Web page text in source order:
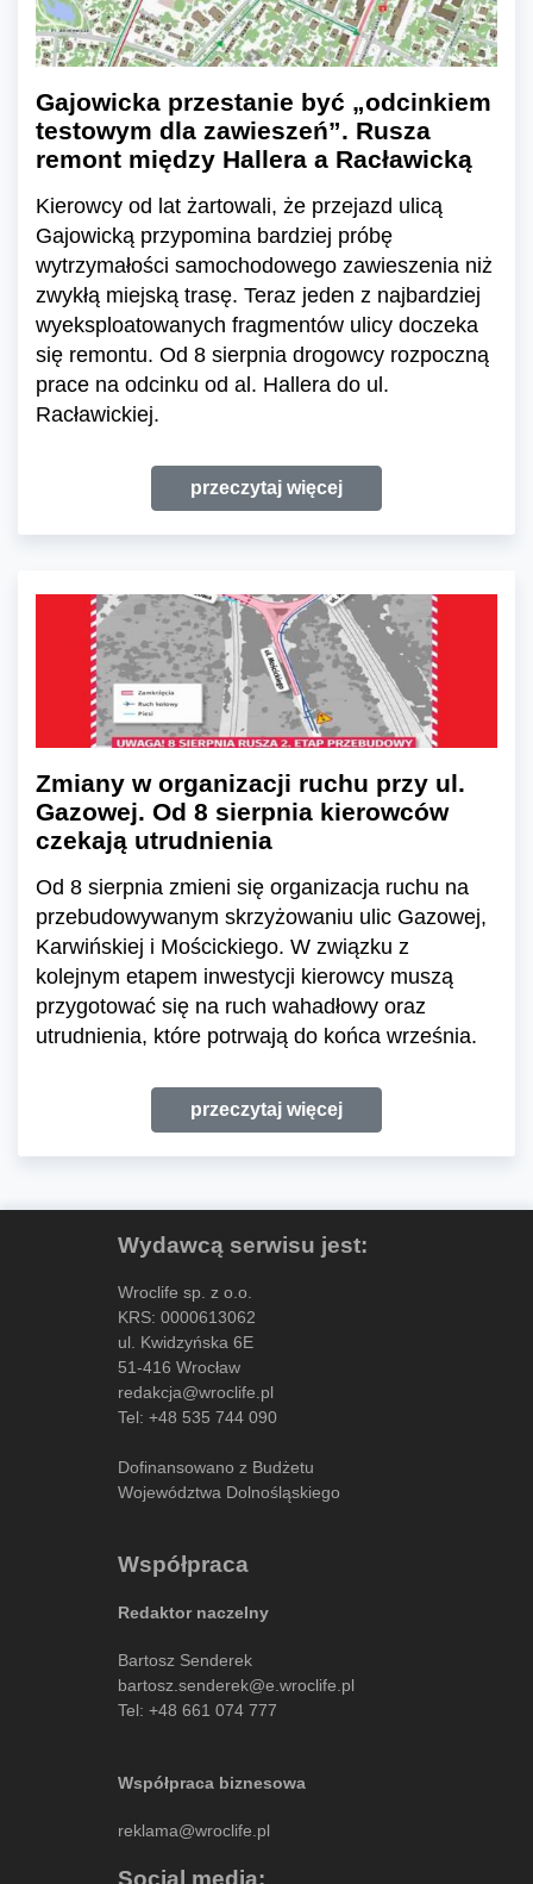
Gajowicka przestanie być „odcinkiem
testowym dla zawieszeń”. Rusza
remont między Hallera a Racławicką
Kierowcy od lat żartowali, że przejazd ulicą
Gajowicką przypomina bardziej próbę
wytrzymałości samochodowego zawieszenia niż
zwykłą miejską trasę. Teraz jeden z najbardziej
wyeksploatowanych fragmentów ulicy doczeka
się remontu. Od 8 sierpnia drogowcy rozpoczną
prace na odcinku od al. Hallera do ul.
Racławickiej.
przeczytaj więcej
Zmiany w organizacji ruchu przy ul.
Gazowej. Od 8 sierpnia kierowców
czekają utrudnienia
Od 8 sierpnia zmieni się organizacja ruchu na
przebudowywanym skrzyżowaniu ulic Gazowej,
Karwińskiej i Mościckiego. W związku z
kolejnym etapem inwestycji kierowcy muszą
przygotować się na ruch wahadłowy oraz
utrudnienia, które potrwają do końca września.
przeczytaj więcej
Wydawcą serwisu jest:
Wroclife sp. z o.o.
KRS: 0000613062
ul. Kwidzyńska 6E
51-416 Wrocław
redakcja@wroclife.pl
Tel: +48 535 744 090
Dofinansowano z Budżetu
Województwa Dolnośląskiego
Współpraca
Redaktor naczelny
Bartosz Senderek
bartosz.senderek@e.wroclife.pl
Tel: +48 661 074 777
Współpraca biznesowa
reklama@wroclife.pl
Social media: